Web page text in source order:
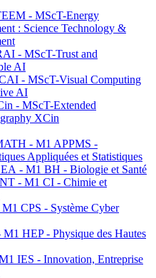
- MScT-Energy
: Science Technology &
- MScT-Trust and
AI
- MScT-Visual Computing
AI
- MScT-Extended
XCin
- M1 APPMS -
Appliquées et Statistiques
- M1 BH - Biologie et Santé
- M1 CI - Chimie et
CPS - Système Cyber
HEP - Physique des Hautes
IES - Innovation, Entreprise